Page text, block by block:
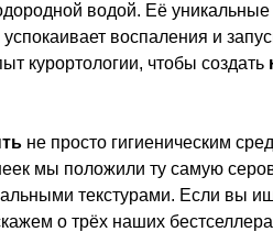
водой. Её
воспаления и
курортологии, чтобы создать
не просто гигиеническим
мы положили ту самую
текстурами. Если вы
о трёх наших